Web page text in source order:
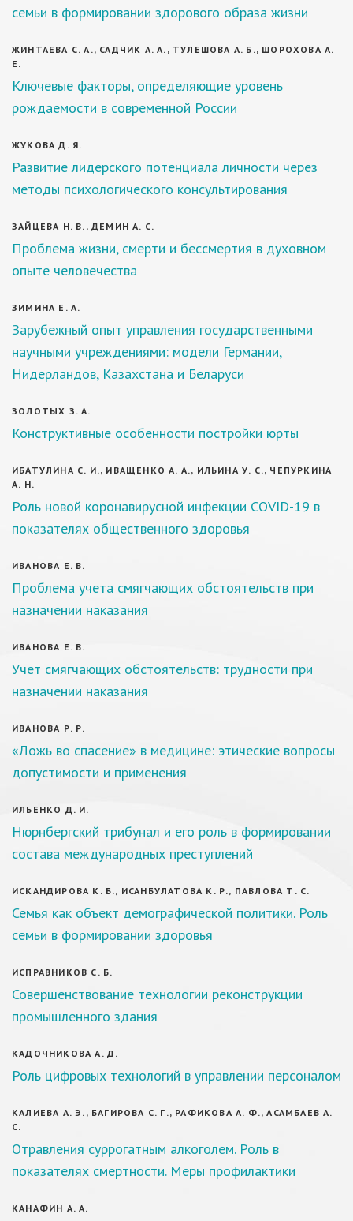
семьи в формировании здорового образа жизни
ЖИНТАЕВА С. А., САДЧИК А. А., ТУЛЕШОВА А. Б., ШОРОХОВА А.
Е.
Ключевые факторы, определяющие уровень
рождаемости в современной России
ЖУКОВА Д. Я.
Развитие лидерского потенциала личности через
методы психологического консультирования
ЗАЙЦЕВА Н. В., ДЕМИН А. С.
Проблема жизни, смерти и бессмертия в духовном
опыте человечества
ЗИМИНА Е. А.
Зарубежный опыт управления государственными
научными учреждениями: модели Германии,
Нидерландов, Казахстана и Беларуси
ЗОЛОТЫХ З. А.
Конструктивные особенности постройки юрты
ИБАТУЛИНА С. И., ИВАЩЕНКО А. А., ИЛЬИНА У. С., ЧЕПУРКИНА
А. Н.
Роль новой коронавирусной инфекции COVID-19 в
показателях общественного здоровья
ИВАНОВА Е. В.
Проблема учета смягчающих обстоятельств при
назначении наказания
ИВАНОВА Е. В.
Учет смягчающих обстоятельств: трудности при
назначении наказания
ИВАНОВА Р. Р.
«Ложь во спасение» в медицине: этические вопросы
допустимости и применения
ИЛЬЕНКО Д. И.
Нюрнбергский трибунал и его роль в формировании
состава международных преступлений
ИСКАНДИРОВА К. Б., ИСАНБУЛАТОВА К. Р., ПАВЛОВА Т. С.
Семья как объект демографической политики. Роль
семьи в формировании здоровья
ИСПРАВНИКОВ С. Б.
Совершенствование технологии реконструкции
промышленного здания
КАДОЧНИКОВА А. Д.
Роль цифровых технологий в управлении персоналом
КАЛИЕВА А. Э., БАГИРОВА С. Г., РАФИКОВА А. Ф., АСАМБАЕВ А.
С.
Отравления суррогатным алкоголем. Роль в
показателях смертности. Меры профилактики
КАНАФИН А. А.